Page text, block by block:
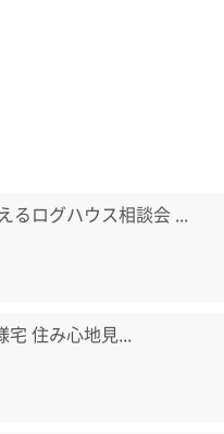
るログハウス相談会 ...
宅 住み心地見...